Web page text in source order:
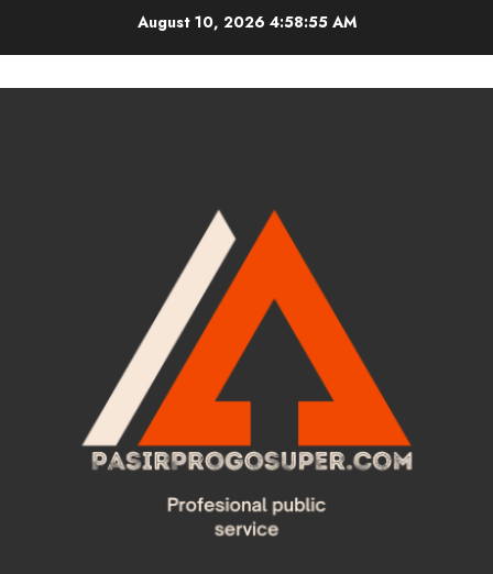
August 10, 2026 4:58:56 AM